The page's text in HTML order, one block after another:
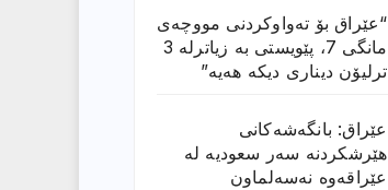
“عێراق بۆ تەواوکردنی مووچەی
مانگى 7، پێویستی بە زیاترلە 3
ترلیۆن دیناری دیکە هەیە”
عێراق: بانگەشەكانی
هێرشكردنە سەر سعودیە لە
عێراقەوە نەسەلماون